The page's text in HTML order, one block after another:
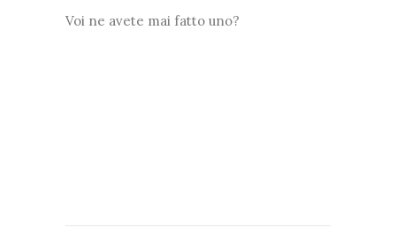
Voi ne avete mai fatto uno?